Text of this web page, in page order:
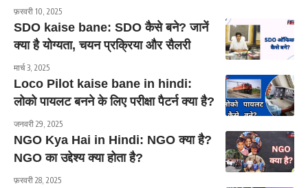
फ़रवरी 10, 2025
SDO kaise bane: SDO कैसे बने? जानें
क्या है योग्यता, चयन प्रक्रिया और सैलरी
मार्च 3, 2025
Loco Pilot kaise bane in hindi:
लोको पायलट बनने के लिए परीक्षा पैटर्न क्या है?
जनवरी 29, 2025
NGO Kya Hai in Hindi: NGO क्या है?
NGO का उद्देश्य क्या होता है?
फ़रवरी 28, 2025